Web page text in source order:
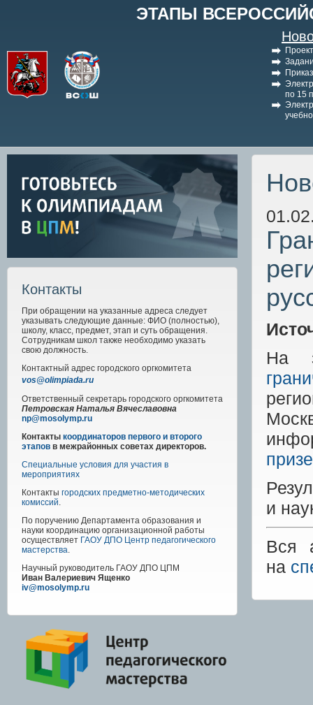
ЭТАПЫ
по 15
Контакты
При обращении на указанные адреса следует
указывать следующие данные: ФИО (полностью),
школу, класс, предмет, этап и суть обращения.
Сотрудникам школ также необходимо указать
свою должность.
Контактный адрес городского оргкомитета
vos@olimpiada.ru
Ответственный секретарь городского оргкомитета
Петровская Наталья Вячеславовна
np@mosolymp.ru
Контакты координаторов первого и второго
этапов в межрайонных советах директоров.
Специальные условия для участия в
мероприятиях
Контакты городских предметно-методических
комиссий.
По поручению Департамента образования и
науки координацию организационной работы
осуществляет ГАОУ ДПО Центр педагогического
мастерства.
Научный руководитель ГАОУ ДПО ЦПМ
Иван Валериевич Ященко
iv@mosolymp.ru
На
и
Вся
на